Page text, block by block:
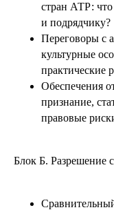
стран АТР: что
и подрядчику?
Переговоры с
культурные
практические
Обеспечения
признание,
правовые
Блок Б. Разрешение